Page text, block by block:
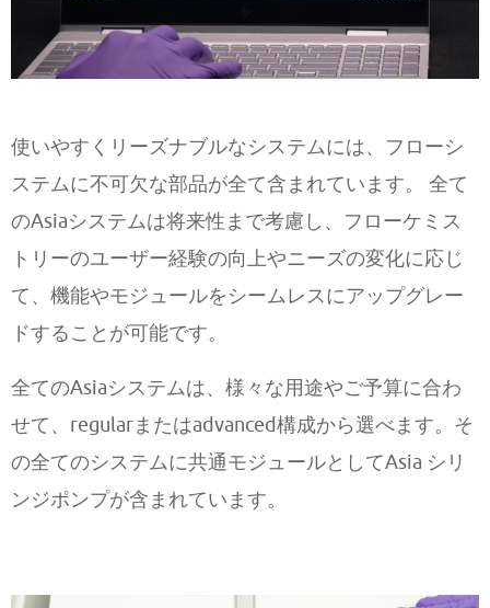
使いやすくリーズナブルなシステムには、フローシ
ステムに不可欠な部品が全て含まれています。 全て
のAsiaシステムは将来性まで考慮し、フローケミス
トリーのユーザー経験の向上やニーズの変化に応じ
て、機能やモジュールをシームレスにアップグレー
ドすることが可能です。
全てのAsiaシステムは、様々な用途やご予算に合わ
せて、regularまたはadvanced構成から選べます。そ
の全てのシステムに共通モジュールとしてAsia シリ
ンジポンプが含まれています。